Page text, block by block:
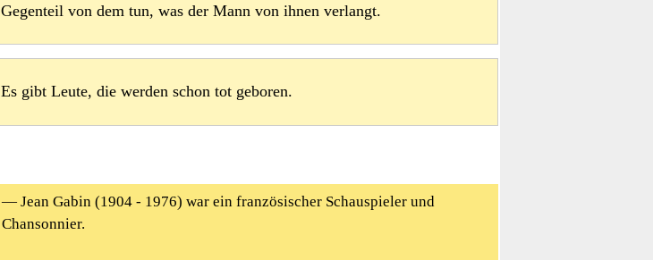
Gegenteil von dem tun, was der Mann von ihnen verlangt.
Es gibt Leute, die werden schon tot geboren.
— Jean Gabin (1904 - 1976) war ein französischer Schauspieler und
Chansonnier.